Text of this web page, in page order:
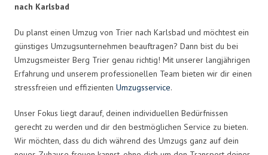
nach Karlsbad
Du planst einen Umzug von Trier nach Karlsbad und möchtest ein
günstiges Umzugsunternehmen beauftragen? Dann bist du bei
Umzugsmeister Berg Trier genau richtig! Mit unserer langjährigen
Erfahrung und unserem professionellen Team bieten wir dir einen
stressfreien und effizienten Umzugsservice.
Unser Fokus liegt darauf, deinen individuellen Bedürfnissen
gerecht zu werden und dir den bestmöglichen Service zu bieten.
Wir möchten, dass du dich während des Umzugs ganz auf dein